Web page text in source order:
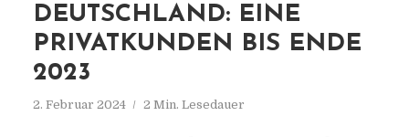
DEUTSCHLAND: EINE
PRIVATKUNDEN BIS ENDE
2023
2. Februar 2024 2 Min. Lesedauer